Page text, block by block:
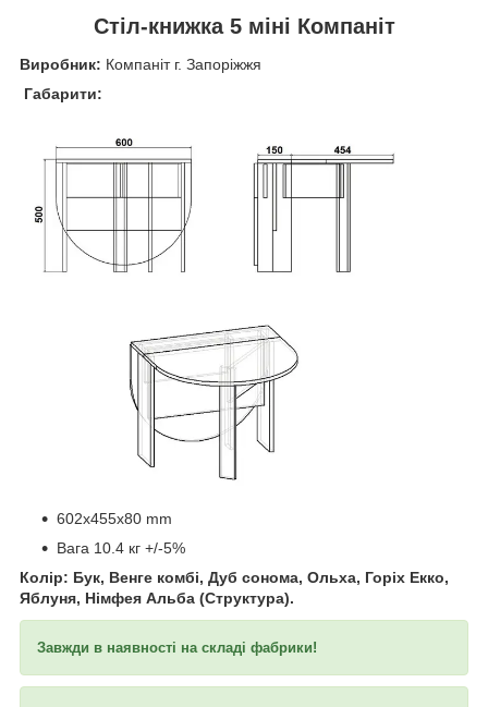
Стіл-книжка 5 міні Компаніт
Виробник: Компаніт г. Запоріжжя
Габарити:
602x455x80 mm
Вага 10.4 кг +/-5%
Колір: Бук, Венге комбі, Дуб сонома, Ольха, Горіх Екко,
Яблуня, Німфея Альба (Структура).
Завжди в наявності на складі фабрики!